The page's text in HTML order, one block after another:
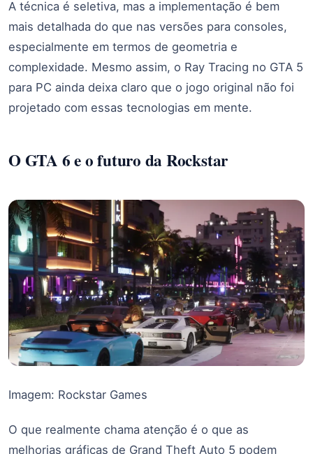
A técnica é seletiva, mas a implementação é bem
mais detalhada do que nas versões para consoles,
especialmente em termos de geometria e
complexidade. Mesmo assim, o Ray Tracing no GTA 5
para PC ainda deixa claro que o jogo original não foi
projetado com essas tecnologias em mente.
O GTA 6 e o futuro da Rockstar
Imagem: Rockstar Games
O que realmente chama atenção é o que as
melhorias gráficas de Grand Theft Auto 5 podem